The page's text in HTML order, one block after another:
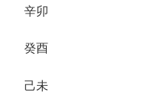
辛卯
癸酉
己未